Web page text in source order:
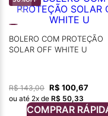
BOLERO COM PROTEÇÃO
SOLAR OFF WHITE U
R$ 143,00 R$ 100,67
ou até 2x de R$ 50,33
COMPRAR